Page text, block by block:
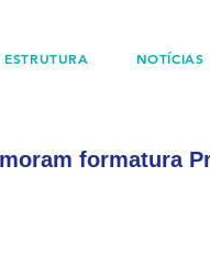
ESTRUTURA NOTÍCIAS
formatura